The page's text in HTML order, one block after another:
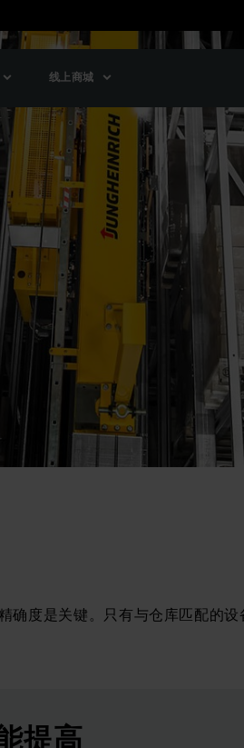
线上商城
确度是关键。只有与仓库匹配的
提高